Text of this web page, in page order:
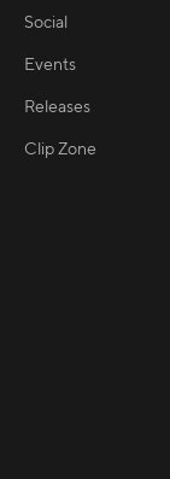
Social
Events
Releases
Clip Zone